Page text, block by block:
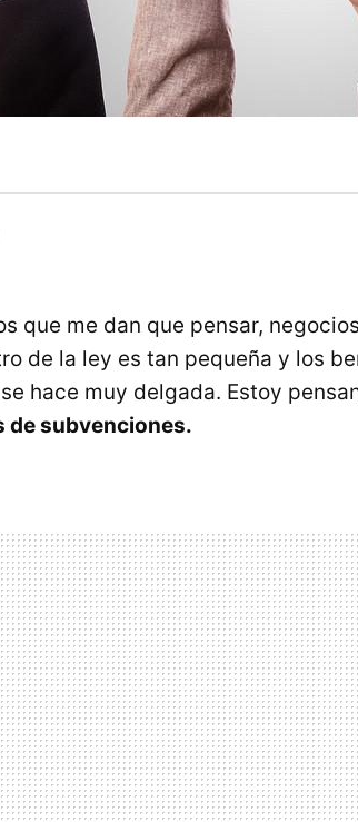
que me dan que pensar,
de la ley es tan pequeña y los
hace muy delgada. Estoy
de subvenciones.